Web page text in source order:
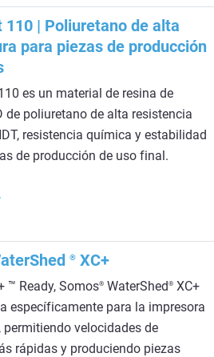
110 | Poliuretano de alta
para piezas de producción
es un material de resina de
de poliuretano de alta resistencia
resistencia química y estabilidad
de producción de uso final.
® XC+
™ Ready, Somos® WaterShed® XC+
específicamente para la impresora
permitiendo velocidades de
rápidas y produciendo piezas